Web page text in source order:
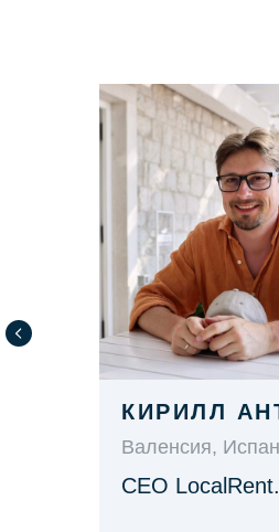
КИРИЛЛ
Валенсия,
СЕО